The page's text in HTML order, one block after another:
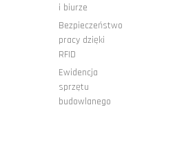
i biurze
Bezpieczeństwo
pracy dzięki
RFID
Ewidencja
sprzętu
budowlanego